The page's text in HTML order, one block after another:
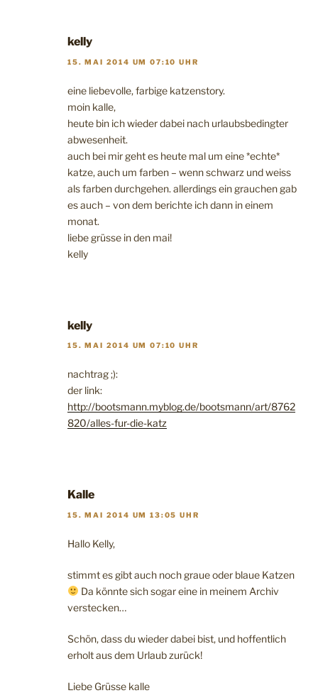
kelly
15. MAI 2014 UM 07:10 UHR
eine liebevolle, farbige katzenstory.
moin kalle,
heute bin ich wieder dabei nach urlaubsbedingter
abwesenheit.
auch bei mir geht es heute mal um eine *echte*
katze, auch um farben – wenn schwarz und weiss
als farben durchgehen. allerdings ein grauchen gab
es auch – von dem berichte ich dann in einem
monat.
liebe grüsse in den mai!
kelly
kelly
15. MAI 2014 UM 07:10 UHR
nachtrag ;):
der link:
http://bootsmann.myblog.de/bootsmann/art/8762
820/alles-fur-die-katz
Kalle
15. MAI 2014 UM 13:05 UHR
Hallo Kelly,
stimmt es gibt auch noch graue oder blaue Katzen
Da könnte sich sogar eine in meinem Archiv
verstecken…
Schön, dass du wieder dabei bist, und hoffentlich
erholt aus dem Urlaub zurück!
Liebe Grüsse kalle